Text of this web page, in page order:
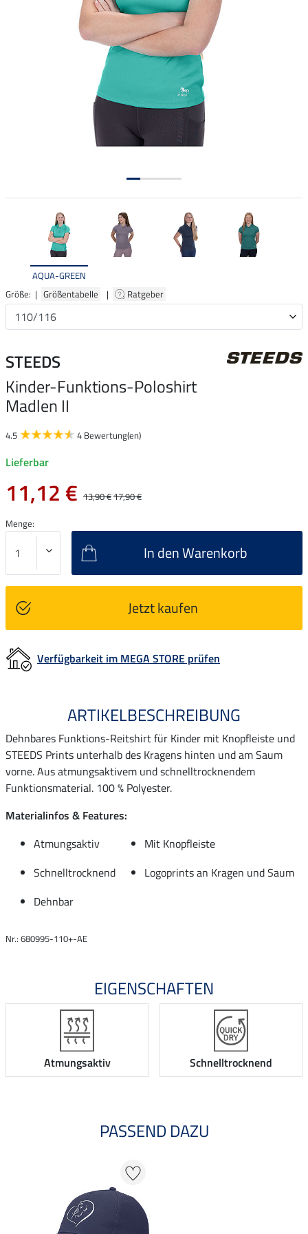
AQUA-GREEN
Größe: | Größentabelle | Ratgeber
STEEDS
Kinder-Funktions-Poloshirt
Madlen II
4.5 4 Bewertung(en)
Lieferbar
11,12 € 13,90 €17,90 €
Menge:
In den Warenkorb
Jetzt kaufen
Verfügbarkeit im MEGA STORE prüfen
ARTIKELBESCHREIBUNG
Dehnbares Funktions-Reitshirt für Kinder mit Knopfleiste und
STEEDS Prints unterhalb des Kragens hinten und am Saum
vorne. Aus atmungsaktivem und schnelltrocknendem
Funktionsmaterial. 100 % Polyester.
Materialinfos & Features:
Atmungsaktiv
Mit Knopfleiste
Schnelltrocknend
Logoprints an Kragen und Saum
Dehnbar
Nr.: 680995-110+-AE
EIGENSCHAFTEN
Atmungsaktiv Schnelltrocknend
PASSEND DAZU